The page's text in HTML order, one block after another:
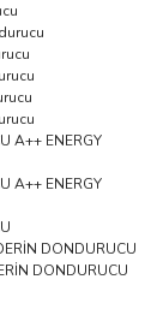
A++ ENERGY
A++ ENERGY
DONDURUCU
DONDURUCU